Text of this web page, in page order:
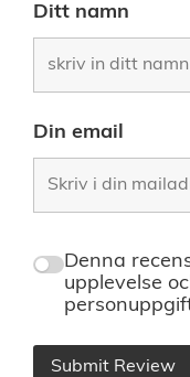
Ditt namn
Din email
Denna
upplevelse
Submit Review